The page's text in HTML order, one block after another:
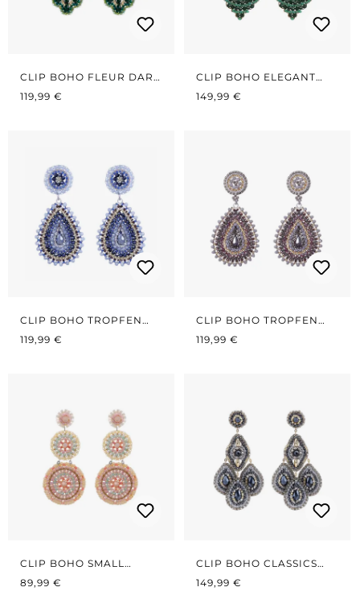
CLIP BOHO FLEUR DARK
GREEN/GOLD
REGULÄRER PREIS:
119,99 €
CLIP BOHO ELEGANT
GRÜN
REGULÄRER PREIS:
149,99 €
CLIP BOHO TROPFEN
BLUE
REGULÄRER PREIS:
119,99 €
CLIP BOHO TROPFEN
LIGHT VIOLETT
REGULÄRER PREIS:
119,99 €
CLIP BOHO SMALL
CIRCLES PASTELL
REGULÄRER PREIS:
89,99 €
CLIP BOHO CLASSICS
DARK BLUE/GOLD
REGULÄRER PREIS:
149,99 €